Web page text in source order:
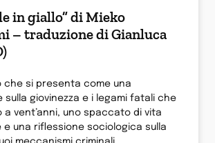
in giallo” di Mieko
– traduzione di Gianluca
che si presenta come una
sulla giovinezza e i legami fatali che
a vent’anni, uno spaccato di vita
e una riflessione sociologica sulla